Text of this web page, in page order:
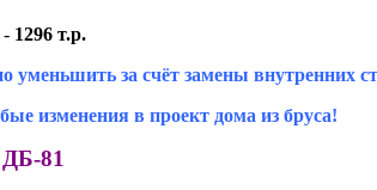
- 1296 т.р.
за счёт замены внутренних
изменения в проект дома из бруса!
81